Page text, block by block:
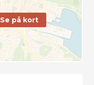
Se på kort